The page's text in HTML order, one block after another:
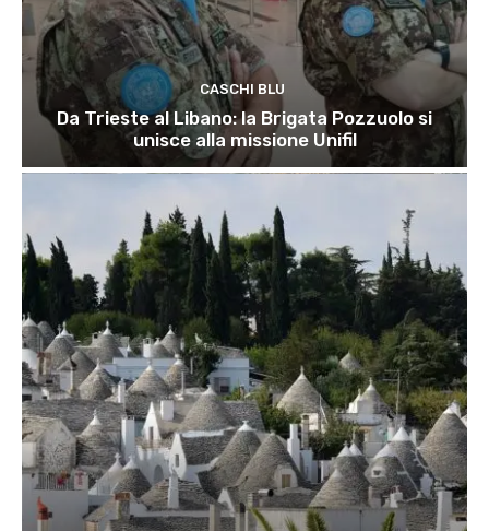
CASCHI BLU
Da Trieste al Libano: la Brigata Pozzuolo si
unisce alla missione Unifil